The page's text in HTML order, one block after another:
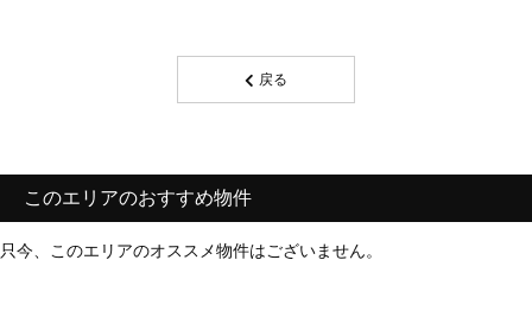
戻る
このエリアのおすすめ物件
只今、このエリアのオススメ物件はございません。